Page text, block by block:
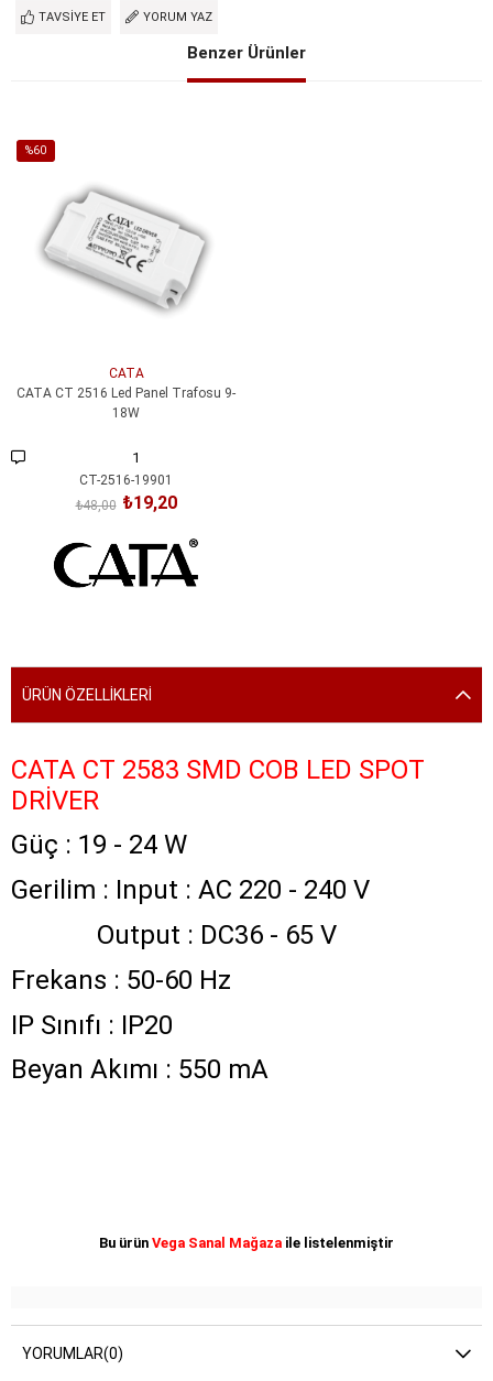
TAVSIYE ET YORUM YAZ
Benzer Ürünler
%60
%60İndirim
CATA
CATA CT 2516 Led Panel Trafosu 9-
18W
1
CT-2516-19901
₺19,20
₺48,00
ÜRÜN ÖZELLIKLERI
CATA CT 2583 SMD COB LED SPOT
DRİVER
Güç : 19 - 24 W
Gerilim : Input : AC 220 - 240 V
Output : DC36 - 65 V
Frekans : 50-60 Hz
IP Sınıfı : IP20
Beyan Akımı : 550 mA
Bu ürün Vega Sanal Mağaza ile listelenmiştir
YORUMLAR(0)